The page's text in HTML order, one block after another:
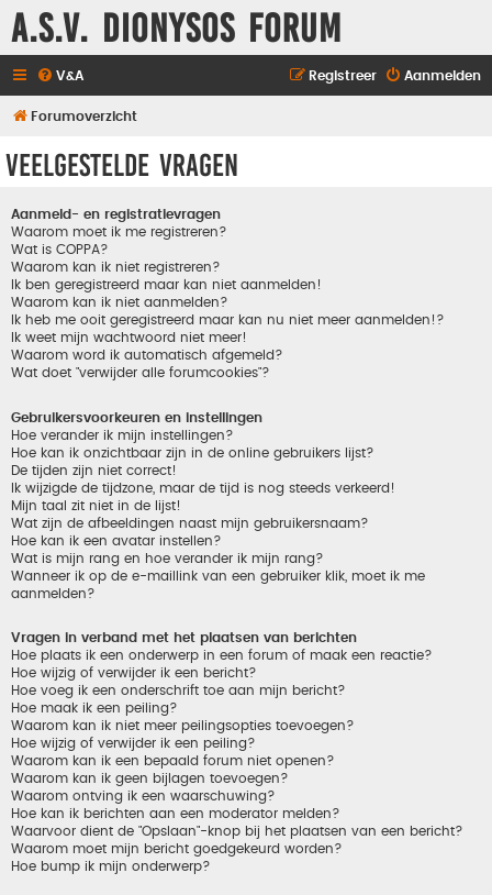
A.S.V. Dionysos Forum
V&A Aanmelden
Registreer
Forumoverzicht
Veelgestelde vragen
Aanmeld- en registratievragen
Waarom moet ik me registreren?
Wat is COPPA?
Waarom kan ik niet registreren?
Ik ben geregistreerd maar kan niet aanmelden!
Waarom kan ik niet aanmelden?
Ik heb me ooit geregistreerd maar kan nu niet meer aanmelden!?
Ik weet mijn wachtwoord niet meer!
Waarom word ik automatisch afgemeld?
Wat doet "verwijder alle forumcookies"?
Gebruikersvoorkeuren en instellingen
Hoe verander ik mijn instellingen?
Hoe kan ik onzichtbaar zijn in de online gebruikers lijst?
De tijden zijn niet correct!
Ik wijzigde de tijdzone, maar de tijd is nog steeds verkeerd!
Mijn taal zit niet in de lijst!
Wat zijn de afbeeldingen naast mijn gebruikersnaam?
Hoe kan ik een avatar instellen?
Wat is mijn rang en hoe verander ik mijn rang?
Wanneer ik op de e-maillink van een gebruiker klik, moet ik me
aanmelden?
Vragen in verband met het plaatsen van berichten
Hoe plaats ik een onderwerp in een forum of maak een reactie?
Hoe wijzig of verwijder ik een bericht?
Hoe voeg ik een onderschrift toe aan mijn bericht?
Hoe maak ik een peiling?
Waarom kan ik niet meer peilingsopties toevoegen?
Hoe wijzig of verwijder ik een peiling?
Waarom kan ik een bepaald forum niet openen?
Waarom kan ik geen bijlagen toevoegen?
Waarom ontving ik een waarschuwing?
Hoe kan ik berichten aan een moderator melden?
Waarvoor dient de "Opslaan"-knop bij het plaatsen van een bericht?
Waarom moet mijn bericht goedgekeurd worden?
Hoe bump ik mijn onderwerp?